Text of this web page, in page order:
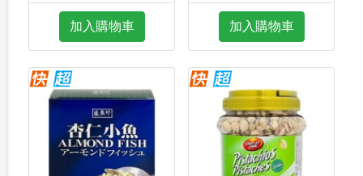
加入購物車 加入購物車